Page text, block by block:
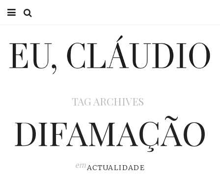
EU CLÁUDIO
EU, PAI
TAG ARCHIVES
DIFAMAÇÃO
emACTUALIDADE